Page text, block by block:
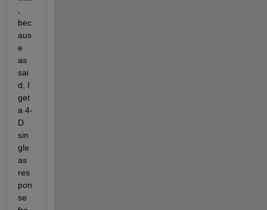
bec
aus
e
as
sai
d, I
get
a 4-
D
sin
gle
as
res
pon
se